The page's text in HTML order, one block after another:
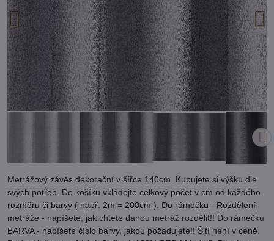
Metrážový závěs dekorační v šířce 140cm. Kupujete si výšku dle
svých potřeb. Do košíku vkládejte celkový počet v cm od každého
rozměru či barvy ( např. 2m = 200cm ). Do rámečku - Rozdělení
metráže - napíšete, jak chtete danou metráž rozdělit!! Do rámečku
BARVA - napíšete číslo barvy, jakou požadujete!! Šití není v ceně.